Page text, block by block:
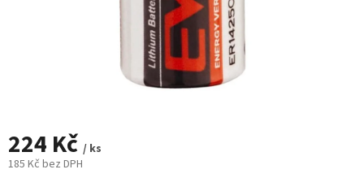
224 Kč / ks
185 Kč bez DPH